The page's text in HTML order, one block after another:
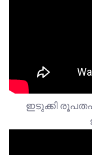
ഇടുക്കി